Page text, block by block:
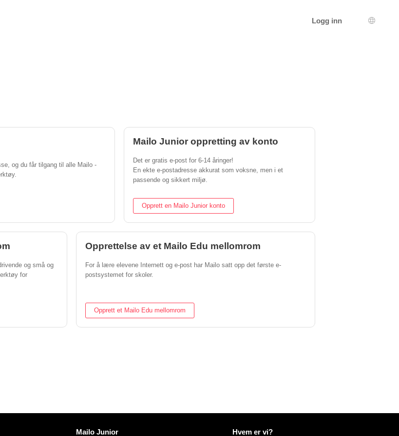
Logg inn
og du får tilgang til alle Mailo -
Mailo Junior oppretting av konto
Det er gratis e-post for 6-14 åringer!
En ekte e-postadresse akkurat som voksne, men i et
passende og sikkert miljø.
Opprett en Mailo Junior konto
og små og
for
Opprettelse av et Mailo Edu mellomrom
For å lære elevene Internett og e-post har Mailo satt opp det første e-
postsystemet for skoler.
Opprett et Mailo Edu mellomrom
Oppdag Mailo
Mailo Junior Mer informasjon på Mailo
Hvem er vi?